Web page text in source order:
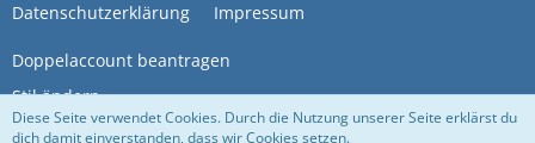
Stil ändern
Datenschutzerklärung Impressum
Doppelaccount beantragen
Diese Seite verwendet Cookies. Durch die Nutzung unserer Seite erklärst du
dich damit einverstanden, dass wir Cookies setzen.